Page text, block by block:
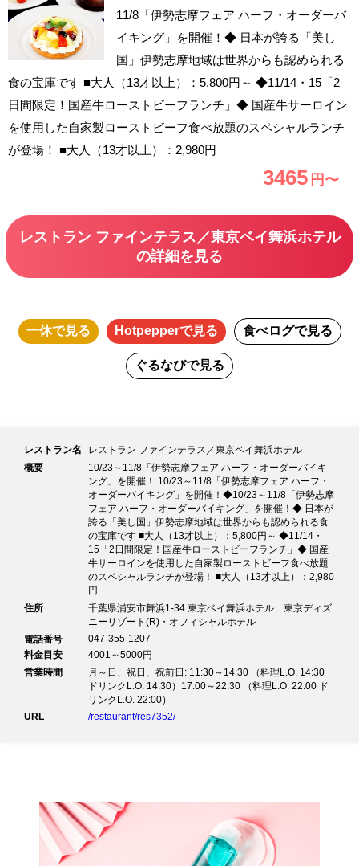
11/8「伊勢志摩フェア ハーフ・オーダーバ
イキング」を開催！◆ 日本が誇る「美し
国」伊勢志摩地域は世界からも認められる
食の宝庫です ■大人（13才以上）：5,800円～ ◆11/14・15「2
日間限定！国産牛ローストビーフランチ」◆ 国産牛サーロイン
を使用した自家製ローストビーフ食べ放題のスペシャルランチ
が登場！ ■大人（13才以上）：2,980円
3465 円〜
レストラン ファインテラス／東京ベイ舞浜ホテル
の詳細を見る
一休で見る Hotpepperで見る 食べログで見る
ぐるなびで見る
レストラン名
レストラン ファインテラス／東京ベイ舞浜ホテル
概要
10/23～11/8「伊勢志摩フェア ハーフ・オーダーバイキ
ング」を開催！ 10/23～11/8「伊勢志摩フェア ハーフ・
オーダーバイキング」を開催！◆10/23～11/8「伊勢志摩
フェア ハーフ・オーダーバイキング」を開催！◆ 日本が
誇る「美し国」伊勢志摩地域は世界からも認められる食
の宝庫です ■大人（13才以上）：5,800円～ ◆11/14・
15「2日間限定！国産牛ローストビーフランチ」◆ 国産
牛サーロインを使用した自家製ローストビーフ食べ放題
のスペシャルランチが登場！ ■大人（13才以上）：2,980
円
住所
千葉県浦安市舞浜1-34 東京ベイ舞浜ホテル 東京ディズ
ニーリゾート(R)・オフィシャルホテル
電話番号
047-355-1207
料金目安
4001～5000円
営業時間
月～日、祝日、祝前日: 11:30～14:30 （料理L.O. 14:30
ドリンクL.O. 14:30）17:00～22:30 （料理L.O. 22:00 ド
リンクL.O. 22:00）
URL
/restaurant/res7352/